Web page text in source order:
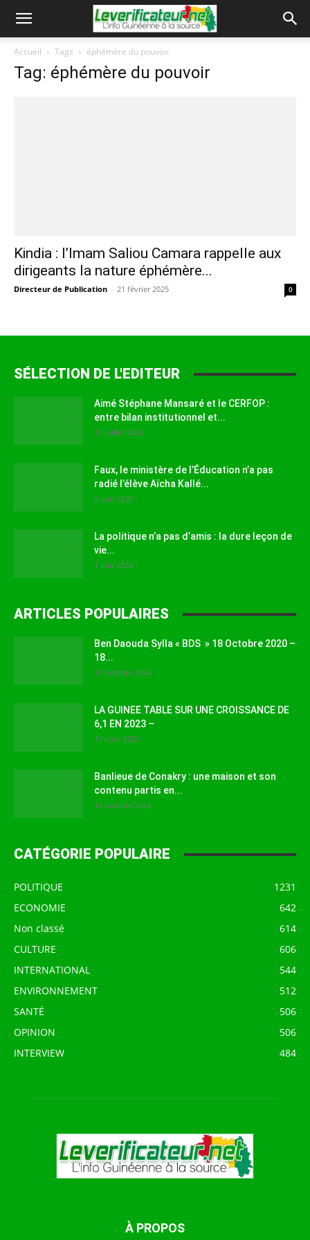
Accueil Tags éphémère du pouvoir
Tag: éphémère du pouvoir
Kindia : l’Imam Saliou Camara rappelle aux
dirigeants la nature éphémère...
Directeur de Publication - 21 février 2025 0
SÉLECTION DE L'EDITEUR
Aimé Stéphane Mansaré et le CERFOP :
entre bilan institutionnel et...
12 juillet 2026
Faux, le ministère de l’Éducation n’a pas
radié l’élève Aïcha Kallé...
9 juin 2026
La politique n’a pas d’amis : la dure leçon de
vie...
1 juin 2026
ARTICLES POPULAIRES
Ben Daouda Sylla « BDS » 18 Octobre 2020 –
18...
18 octobre 2024
LA GUINEE TABLE SUR UNE CROISSANCE DE
6,1 EN 2023 –
17 août 2023
Banlieue de Conakry : une maison et son
contenu partis en...
16 octobre 2024
CATÉGORIE POPULAIRE
POLITIQUE
1231
ECONOMIE
642
Non classé
614
CULTURE
606
INTERNATIONAL
544
ENVIRONNEMENT
512
SANTÉ
506
OPINION
506
INTERVIEW
484
À PROPOS